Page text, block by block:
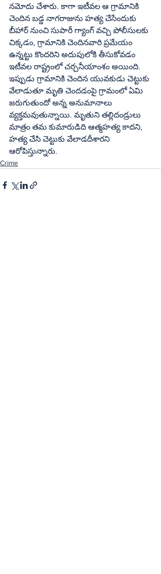
నమోదు చేశారు. కాగా ఇటీవల ఆ గ్రామానికి
చెందిన బడ్డ నాగరాజును హత్య చేసేందుకు
బీహార్‌ నుంచి సుపారీ గ్యాంగ్‌ వచ్చి పోలీసులకు
చిక్కడం, గ్రామానికి చెందినవారి ప్రమేయం
ఉన్నట్టు కొందరిని అదుపులోకి తీసుకోవడం
ఇటీవల రాష్ట్రంలో చర్చనీయాంశం అయింది.
ఇప్పుడు గ్రామానికి చెందిన యువకుడు చెట్టుకు
వేలాడుతూ మృతి చెందడంపై గ్రామంలో ఏమి
జరుగుతుందో అన్న అనుమానాలు
వ్యక్తమవుతున్నాయి. మృతుని తల్లిదండ్రులు
మాత్రం తమ కుమారుడిది ఆత్మహత్య కాదని,
హత్య చేసి చెట్టుకు వేలాడదీశారని
ఆరోపిస్తున్నారు.
Crime